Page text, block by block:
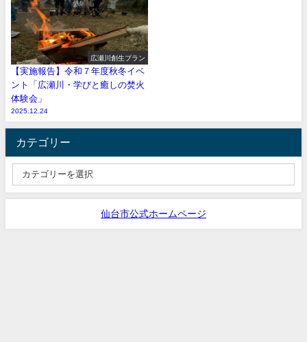
広瀬川創生プラン
【実施報告】令和７年度秋冬イベ
ント「広瀬川・学びと癒しの焚火
体験会」
2025.12.24
カテゴリー
仙台市公式ホームページ